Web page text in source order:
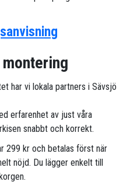
har vi lokala partners i Sävsjö
erfarenhet av just våra
snabbt och korrekt.
299 kr och betalas först när
nöjd. Du lägger enkelt till